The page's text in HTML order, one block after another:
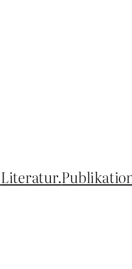
Literatur.